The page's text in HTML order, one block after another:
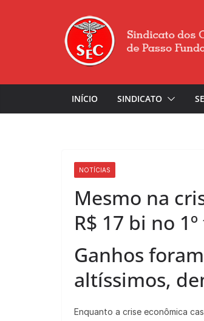
INÍCIO SINDICATO
NOTÍCIAS
Mesmo na
R$ 17 bi no
Ganhos
altíssimos,
Enquanto a crise econômica